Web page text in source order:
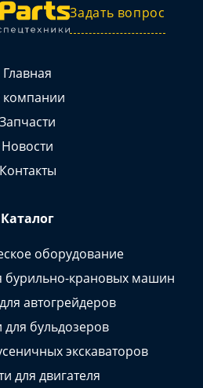
Задать вопрос
Главная
Запчасти
Новости
Контакты
Каталог
оборудование
бурильно-крановых машин
автогрейдеров
для бульдозеров
экскаваторов
для двигателя